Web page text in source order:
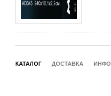
КАТАЛОГ ДОСТАВКА